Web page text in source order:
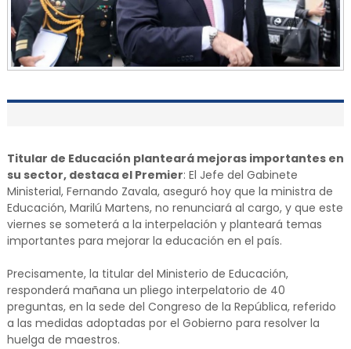
Titular de Educación planteará mejoras importantes en
su sector, destaca el Premier: El Jefe del Gabinete
Ministerial, Fernando Zavala, aseguró hoy que la ministra de
Educación, Marilú Martens, no renunciará al cargo, y que este
viernes se someterá a la interpelación y planteará temas
importantes para mejorar la educación en el país.
Precisamente, la titular del Ministerio de Educación,
responderá mañana un pliego interpelatorio de 40
preguntas, en la sede del Congreso de la República, referido
a las medidas adoptadas por el Gobierno para resolver la
huelga de maestros.